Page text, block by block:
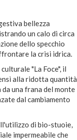
bellezza
un calo di circa
dello specchio
la crisi idrica.
"La Foce", il
alla ridotta quantità
una frana del monte
dal cambiamento
di bio-stuoie,
impermeabile che